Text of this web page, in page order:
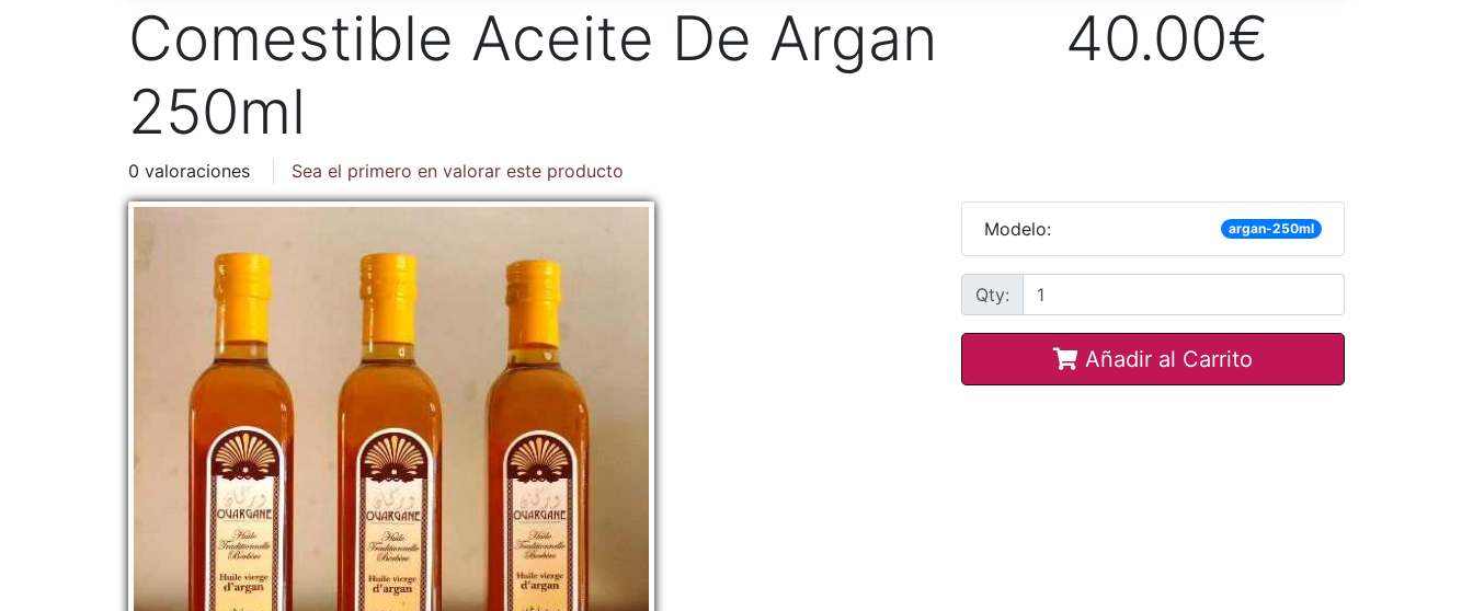
Comestible Aceite De Argan
250ml
40.00€
0 valoraciones Sea el primero en valorar este producto
Modelo: argan-250ml
Qty:
Añadir al Carrito